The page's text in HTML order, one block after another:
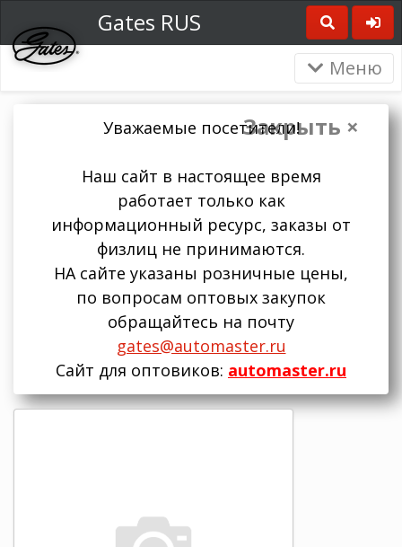
Gates RUS
Меню
Закрыть ×
Уважаемые посетители!
Наш сайт в настоящее время
работает только как
информационный ресурс, заказы от
физлиц не принимаются.
НА сайте указаны розничные цены,
по вопросам оптовых закупок
обращайтесь на почту
gates@automaster.ru
Сайт для оптовиков: automaster.ru